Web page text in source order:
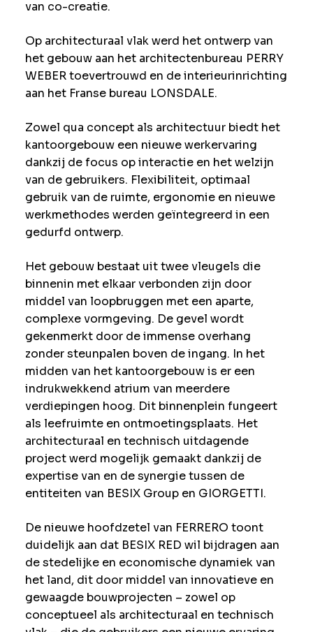
van co-creatie.
Op architecturaal vlak werd het ontwerp van
het gebouw aan het architectenbureau PERRY
WEBER toevertrouwd en de interieurinrichting
aan het Franse bureau LONSDALE.
Zowel qua concept als architectuur biedt het
kantoorgebouw een nieuwe werkervaring
dankzij de focus op interactie en het welzijn
van de gebruikers. Flexibiliteit, optimaal
gebruik van de ruimte, ergonomie en nieuwe
werkmethodes werden geïntegreerd in een
gedurfd ontwerp.
Het gebouw bestaat uit twee vleugels die
binnenin met elkaar verbonden zijn door
middel van loopbruggen met een aparte,
complexe vormgeving. De gevel wordt
gekenmerkt door de immense overhang
zonder steunpalen boven de ingang. In het
midden van het kantoorgebouw is er een
indrukwekkend atrium van meerdere
verdiepingen hoog. Dit binnenplein fungeert
als leefruimte en ontmoetingsplaats. Het
architecturaal en technisch uitdagende
project werd mogelijk gemaakt dankzij de
expertise van en de synergie tussen de
entiteiten van BESIX Group en GIORGETTI.
De nieuwe hoofdzetel van FERRERO toont
duidelijk aan dat BESIX RED wil bijdragen aan
de stedelijke en economische dynamiek van
het land, dit door middel van innovatieve en
gewaagde bouwprojecten – zowel op
conceptueel als architecturaal en technisch